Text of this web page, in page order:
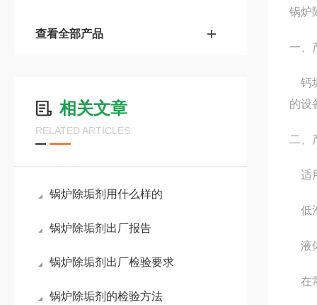
查看全部产品
相关文章
RELATED ARTICLES
锅炉除垢剂用什么样的
锅炉除垢剂出厂报告
锅炉除垢剂出厂检验要求
锅炉除垢剂的检验方法
锅炉
一
钙
的设
二、
适
低
液
在